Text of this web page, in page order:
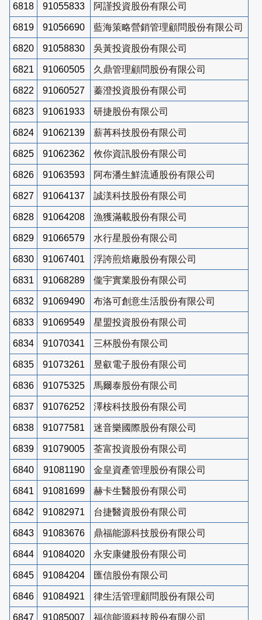
6818 91055833 阿謹投資股份有限公司
6819 91056690 藍海策略營銷管理顧問股份有限公司
6820 91058830 吳黃投資股份有限公司
6821 91060505 久鼎管理顧問股份有限公司
6822 91060527 蓁澄投資股份有限公司
6823 91061933 研捷股份有限公司
6824 91062139 薪苒科技股份有限公司
6825 91062362 攸你資訊股份有限公司
6826 91063593 阿布潘生鮮流通股份有限公司
6827 91064137 誠渼科技股份有限公司
6828 91064208 漁獲滿載股份有限公司
6829 91066579 水行星股份有限公司
6830 91067401 浮誇煎焙廠股份有限公司
6831 91068289 儱宇實業股份有限公司
6832 91069490 布洛可創意生活股份有限公司
6833 91069549 星盟投資股份有限公司
6834 91070341 三杯股份有限公司
6835 91073261 昱叡電子股份有限公司
6836 91075325 馬爾泰股份有限公司
6837 91076252 澤桉科技股份有限公司
6838 91077581 迷音樂國際股份有限公司
6839 91079005 荃富投資股份有限公司
6840 91081190 金皇資產管理股份有限公司
6841 91081699 赫卡生醫股份有限公司
6842 91082971 台捷醫資股份有限公司
6843 91083676 鼎福能源科技股份有限公司
6844 91084020 永安康健股份有限公司
6845 91084204 匯信股份有限公司
6846 91084921 律生活管理顧問股份有限公司
6847 91085007 福信能源科技股份有限公司